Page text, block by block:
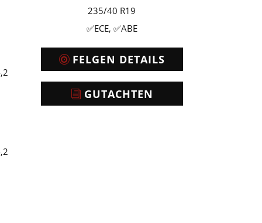
235/40 R19
✅ECE, ✅ABE
FELGEN DETAILS
GUTACHTEN